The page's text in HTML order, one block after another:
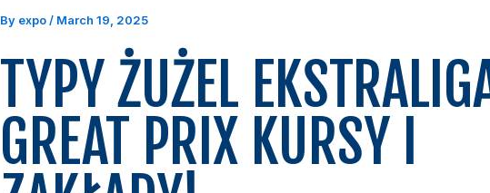
By expo/ March 19, 2025
TYPY ŻUŻEL
GREAT PRIX KURSY I